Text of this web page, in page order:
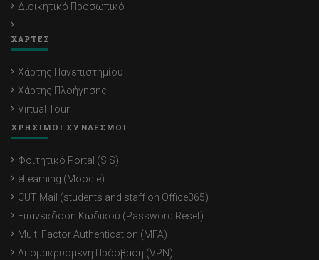
Διοικητικό Προσωπικό
ΧΑΡΤΕΣ
Χάρτης Πανεπιστημίου
Χάρτης Πλοήγησης
Virtual Tour
ΧΡΗΣΙΜΟΙ ΣΥΝΔΕΣΜΟΙ
Φοιτητικό Portal (SIS)
eLearning (Moodle)
CUT Mail (students and staff on Office365)
Επανέκδοση Κωδικού (Password Reset)
Multi Factor Authentication (MFA)
Απομακρυσμένη Πρόσβαση (VPN)